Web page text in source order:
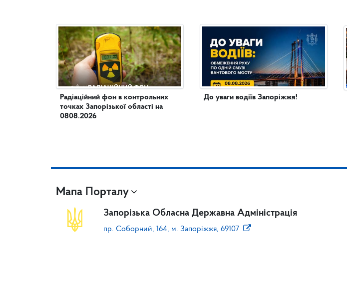
Радіаційний фон в контрольних
точках Запорізької області на
0808.2026
До уваги водіїв Запоріжжя!
Мапа Порталу
Запорізька Обласна Державна Адміністрація
пр. Соборний, 164, м. Запоріжжя, 69107